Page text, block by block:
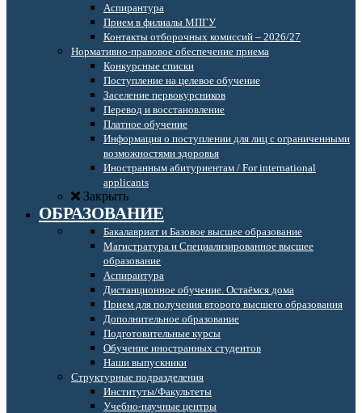
Аспирантура
Прием в филиалы МПГУ
Контакты отборочных комиссий – 2026/27
Нормативно-правовое обеспечение приема
Конкурсные списки
Поступление на целевое обучение
Заселение первокурсников
Перевод и восстановление
Платное обучение
Информация о поступлении для лиц с ограниченными
возможностями здоровья
Иностранным абитуриентам / For international
applicants
Закрыть
ОБРАЗОВАНИЕ
Бакалавриат и Базовое высшее образование
Магистратура и Специализированное высшее
образование
Аспирантура
Дистанционное обучение. Остаёмся дома
Прием для получения второго высшего образования
Дополнительное образование
Подготовительные курсы
Обучение иностранных студентов
Наши выпускники
Структурные подразделения
Институты/Факультеты
Учебно-научные центры